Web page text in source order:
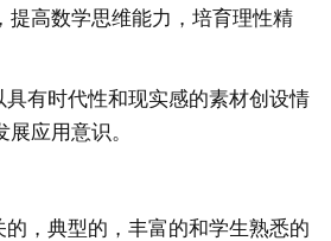
提高数学思维能力，培育理性精
有时代性和现实感的素材创设情
应用意识。
，典型的，丰富的和学生熟悉的